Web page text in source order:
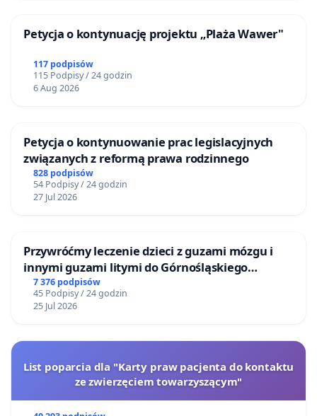
Petycja o kontynuację projektu „Plaża Wawer"
117 podpisów
115 Podpisy / 24 godzin
6 Aug 2026
Petycja o kontynuowanie prac legislacyjnych
związanych z reformą prawa rodzinnego
828 podpisów
54 Podpisy / 24 godzin
27 Jul 2026
Przywróćmy leczenie dzieci z guzami mózgu i
innymi guzami litymi do Górnośląskiego
Centrum Zdrowia Dziecka w Katowicach
7 376 podpisów
45 Podpisy / 24 godzin
25 Jul 2026
List poparcia dla "Karty praw pacjenta do kontaktu
ze zwierzęciem towarzyszącym"